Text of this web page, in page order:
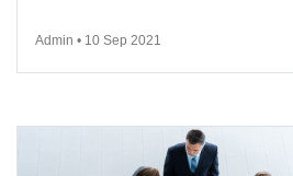
Admin • 10 Sep 2021